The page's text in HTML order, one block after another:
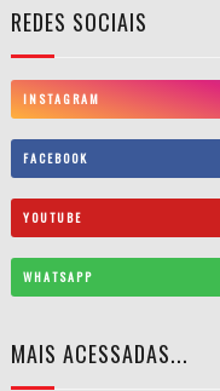
REDES SOCIAIS
INSTAGRAM
FACEBOOK
YOUTUBE
WHATSAPP
MAIS ACESSADAS...